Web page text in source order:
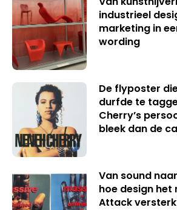
industrieel
marketing in
wording
De flyposter
durfde te
Cherry’s
bleek dan de
Van sound
hoe design het
Attack